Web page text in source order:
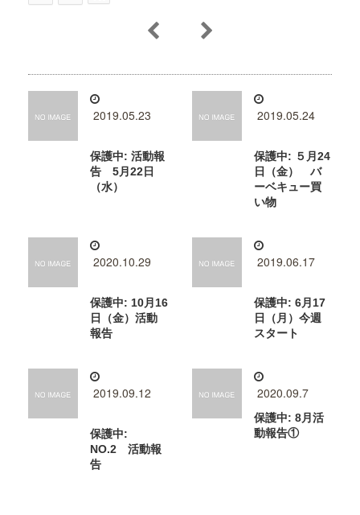
2019.05.23
保護中: 活動報
告 5月22日
（水）
2019.05.24
保護中: ５月24
日（金） バ
ーベキュー買
い物
2020.10.29
保護中: 10月16
日（金）活動
報告
2019.06.17
保護中: 6月17
日（月）今週
スタート
2019.09.12
保護中:
NO.2 活動報
告
2020.09.7
保護中: 8月活
動報告①